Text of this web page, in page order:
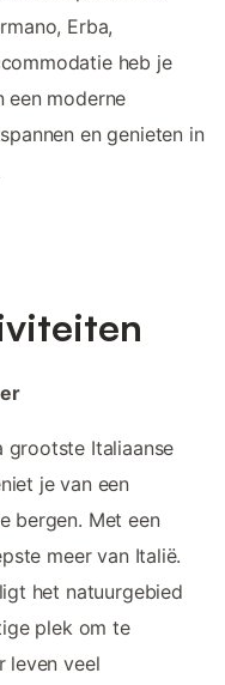
Erba,
heb je
een moderne
en genieten in
grootste Italiaanse
je van een
bergen. Met een
meer van Italië.
het natuurgebied
plek om te
leven veel